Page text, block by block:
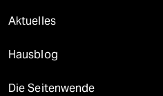
Aktuelles
Hausblog
Die Seitenwende